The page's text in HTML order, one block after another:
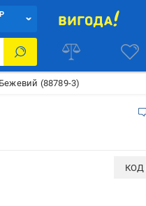
(88789-3)
КОД